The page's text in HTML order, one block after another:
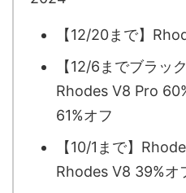
【12/20まで】
【12/6までブラッ
Rhodes V8 Pro
61%オフ
【10/1まで】
Rhodes V8 39%オ